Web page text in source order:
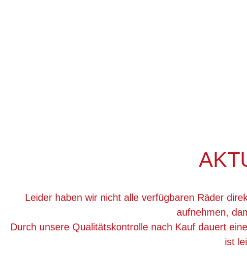
Leider haben wir nicht alle verfügbaren Räder
aufnehmen,
Durch unsere Qualitätskontrolle nach Kauf dauert
ist